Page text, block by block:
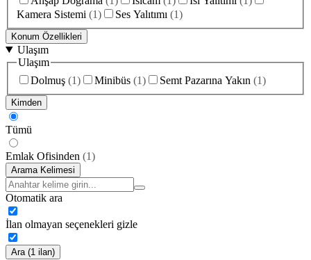
Kamera Sistemi (1) Ses Yalıtımı (1)
Konum Özellikleri
Ulaşım
Ulaşım
Dolmuş (1) Minibüs (1) Semt Pazarına Yakın (1)
Kimden
Tümü
Emlak Ofisinden (1)
Arama Kelimesi
Otomatik ara
İlan olmayan seçenekleri gizle
Ara (1 ilan)